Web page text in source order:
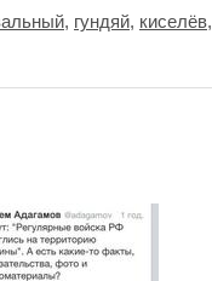
, гундяй, киселёв,